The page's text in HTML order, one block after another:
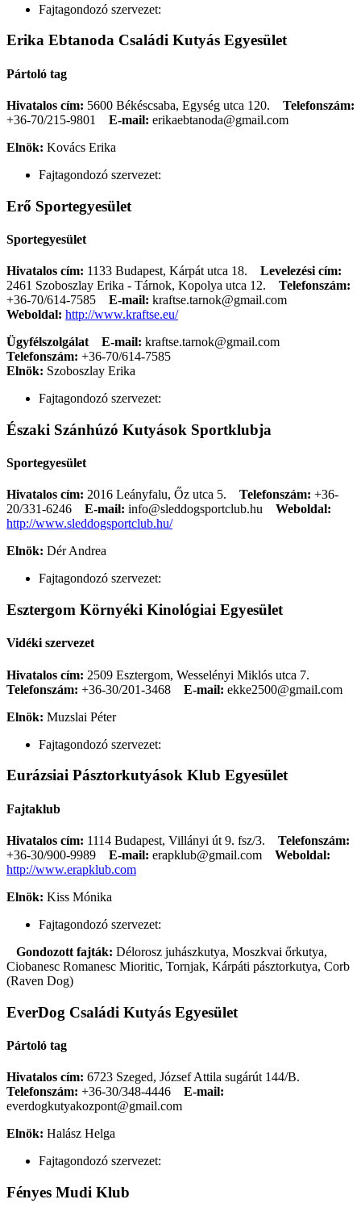
Fajtagondozó szervezet:
Erika Ebtanoda Családi Kutyás Egyesület
Pártoló tag
Hivatalos cím: 5600 Békéscsaba, Egység utca 120. Telefonszám:
+36-70/215-9801
E-mail: erikaebtanoda@gmail.com
Elnök: Kovács Erika
Fajtagondozó szervezet:
Erő Sportegyesület
Sportegyesület
Hivatalos cím: 1133 Budapest, Kárpát utca 18. Levelezési cím:
2461 Szoboszlay Erika - Tárnok, Kopolya utca 12.
Telefonszám:
+36-70/614-7585
E-mail: kraftse.tarnok@gmail.com
Weboldal: http://www.kraftse.eu/
Ügyfélszolgálat
E-mail: kraftse.tarnok@gmail.com
Telefonszám: +36-70/614-7585
Elnök: Szoboszlay Erika
Fajtagondozó szervezet:
Északi Szánhúzó Kutyások Sportklubja
Sportegyesület
Hivatalos cím: 2016 Leányfalu, Őz utca 5. Telefonszám: +36-
20/331-6246
E-mail: info@sleddogsportclub.hu
Weboldal:
http://www.sleddogsportclub.hu/
Elnök: Dér Andrea
Fajtagondozó szervezet:
Esztergom Környéki Kinológiai Egyesület
Vidéki szervezet
Hivatalos cím: 2509 Esztergom, Wesselényi Miklós utca 7.
Telefonszám: +36-30/201-3468 E-mail: ekke2500@gmail.com
Elnök: Muzslai Péter
Fajtagondozó szervezet:
Eurázsiai Pásztorkutyások Klub Egyesület
Fajtaklub
Hivatalos cím: 1114 Budapest, Villányi út 9. fsz/3. Telefonszám:
+36-30/900-9989
E-mail: erapklub@gmail.com
Weboldal:
http://www.erapklub.com
Elnök: Kiss Mónika
Fajtagondozó szervezet:
Gondozott fajták: Délorosz juhászkutya, Moszkvai őrkutya,
Ciobanesc Romanesc Mioritic, Tornjak, Kárpáti pásztorkutya, Corb
(Raven Dog)
EverDog Családi Kutyás Egyesület
Pártoló tag
Hivatalos cím: 6723 Szeged, József Attila sugárút 144/B.
Telefonszám: +36-30/348-4446
E-mail:
everdogkutyakozpont@gmail.com
Elnök: Halász Helga
Fajtagondozó szervezet:
Fényes Mudi Klub